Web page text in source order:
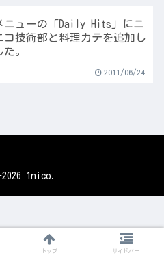
ニューの「Daily Hits」にニ
コ技術部と料理カテを追加し
た。
2011/06/24
1nico.
トップ サイドバー